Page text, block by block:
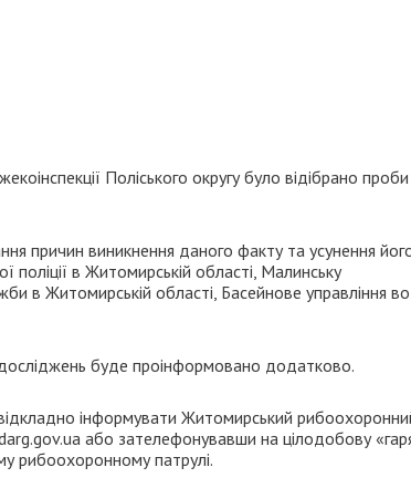
Поліського округу було відібрано
причин виникнення даного факту та усунення
поліції в Житомирській області, Малинську
в Житомирській області, Басейнове управління
буде проінформовано додатково.
інформувати Житомирський
або зателефонувавши на цілодобову
рибоохоронному патрулі.